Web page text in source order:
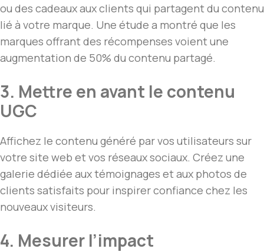
ou des cadeaux aux clients qui partagent du contenu
lié à votre marque. Une étude a montré que les
marques offrant des récompenses voient une
augmentation de 50% du contenu partagé.
3. Mettre en avant le contenu
UGC
Affichez le contenu généré par vos utilisateurs sur
votre site web et vos réseaux sociaux. Créez une
galerie dédiée aux témoignages et aux photos de
clients satisfaits pour inspirer confiance chez les
nouveaux visiteurs.
4. Mesurer l’impact